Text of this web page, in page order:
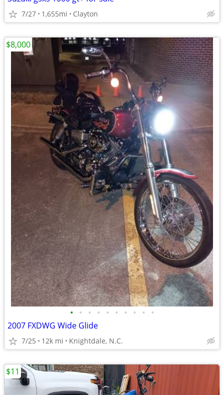
7/27 1,655mi Clayton
• • • • • • • • • •
2007 FXDWG Wide Glide
7/25 12k mi Knightdale, N.C.
$8,000
$11